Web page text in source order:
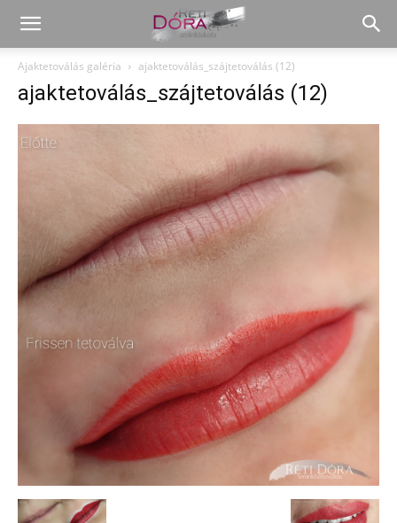
Ajaktetoválás galéria ajaktetoválás_szájtetoválás (12)
ajaktetoválás_szájtetoválás (12)